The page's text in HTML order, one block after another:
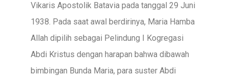
Vikaris Apostolik Batavia pada tanggal 29 Juni
1938. Pada saat awal berdirinya, Maria Hamba
Allah dipilih sebagai Pelindung I Kogregasi
Abdi Kristus dengan harapan bahwa dibawah
bimbingan Bunda Maria, para suster Abdi